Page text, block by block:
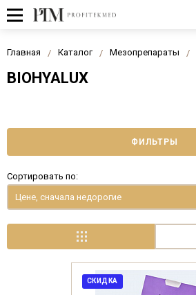
Главная Каталог Мезопрепараты
BIOHYALUX
ФИЛЬТРЫ
Сортировать по:
Цене, сначала недорогие
СКИДКА